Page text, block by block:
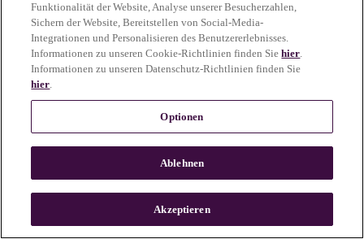
n
Funktionalität der Website, Analyse unserer Besucherzahlen,
Sichern der Website, Bereitstellen von Social-Media-
Integrationen und Personalisieren des Benutzererlebnisses.
Informationen zu unseren Cookie-Richtlinien finden Siehier.
Informationen zu unseren Datenschutz-Richtlinien finden Sie
hier.
Optionen
Ablehnen
Akzeptieren